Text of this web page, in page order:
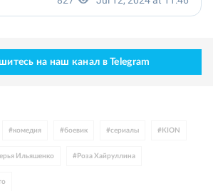
на наш канал в Telegram
#комедия #боевик #сериалы # KION
Ильяшенко # Роза Хайруллина